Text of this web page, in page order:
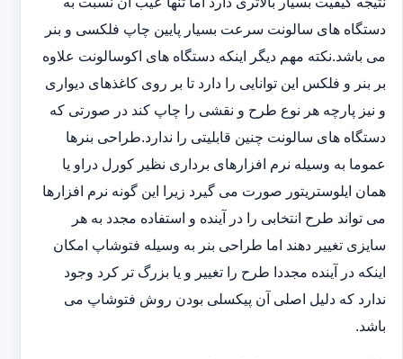
دستگاه های سالونت سرعت بسیار پایین چاپ فلکسی و بنر
می باشد.نکته مهم دیگر اینکه دستگاه های اکوسالونت علاوه
بر بنر و فلکس این توانایی را دارد تا بر روی کاغذهای دیواری
و نیز پارچه هر نوع طرح و نقشی را چاپ کند در صورتی که
دستگاه های سالونت چنین قابلیتی را ندارد.طراحی بنرها
عموما به وسیله نرم افزارهای برداری نظیر کورل دراو یا
همان ایلوستریتور صورت می گیرد زیرا این گونه نرم افزارها
می تواند طرح انتخابی را در آینده و استفاده مجدد به هر
سایزی تغییر دهند اما طراحی بنر به وسیله فتوشاپ امکان
اینکه در آینده مجددا طرح را تغییر و یا بزرگ تر کرد وجود
ندارد که دلیل اصلی آن پیکسلی بودن روش فتوشاپ می
باشد.